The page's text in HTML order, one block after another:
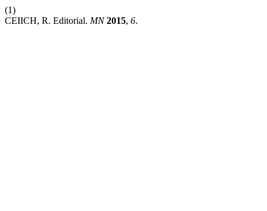
(1)
CEIICH, R. Editorial. MN 2015, 6.